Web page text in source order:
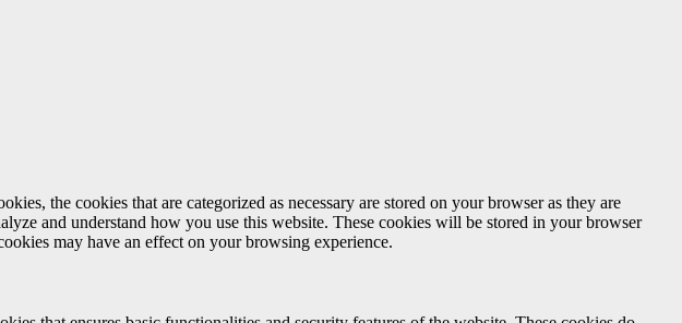
the cookies that are categorized as necessary are stored on your browser as they are
and understand how you use this website. These cookies will be stored in your browser
may have an effect on your browsing experience.